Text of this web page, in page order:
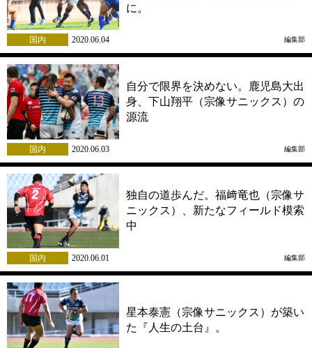
に。
国内 2020.06.04 編集部
自分で限界を決めない。鹿児島大出
身、下山翔平（宗像サニックス）の
源流
国内 2020.06.03 編集部
独自の道歩んだ。福﨑竜也（宗像サ
ニックス）、新たなフィールド模索
中
国内 2020.06.01 編集部
星本泰憲（宗像サニックス）が築い
た『人生の土台』。